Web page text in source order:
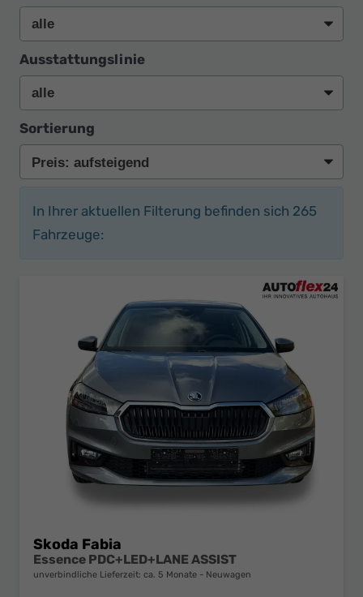
Ausstattungslinie
Sortierung
In Ihrer aktuellen Filterung befinden sich 265
Fahrzeuge:
Skoda Fabia
Essence PDC+LED+LANE ASSIST
unverbindliche Lieferzeit: ca. 5 Monate Neuwagen